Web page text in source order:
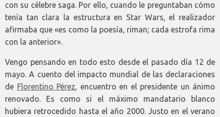
con su célebre saga. Por ello, cuando le preguntaban cómo
tenía tan clara la estructura en Star Wars, el realizador
afirmaba que «es como la poesía, riman; cada estrofa rima
con la anterior».
Vengo pensando en todo esto desde el pasado día 12 de
mayo. A cuento del impacto mundial de las declaraciones
de Florentino Pérez, encuentro en el presidente un ánimo
renovado. Es como si el máximo mandatario blanco
hubiera retrocedido hasta el año 2000. Justo en el verano